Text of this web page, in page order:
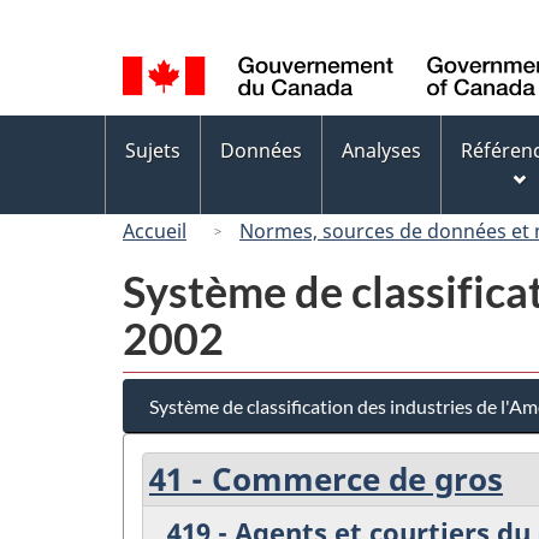
de
la
langue
des
Sujets Données Analyses
Accueil Normes, sources de données et
Système de
2002
Système de classification des industries de
41 - Commerce de gros
419 - Agents et courtiers